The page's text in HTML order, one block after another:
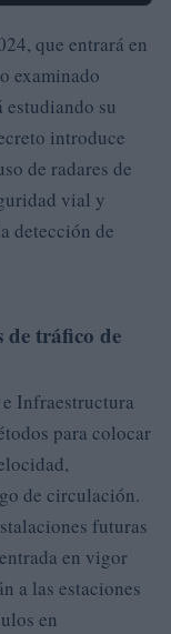
que entrará en
examinado
estudiando su
introduce
de radares de
vial y
detección de
de tráfico de
Infraestructura
para colocar
de circulación.
futuras
en vigor
a las estaciones
en